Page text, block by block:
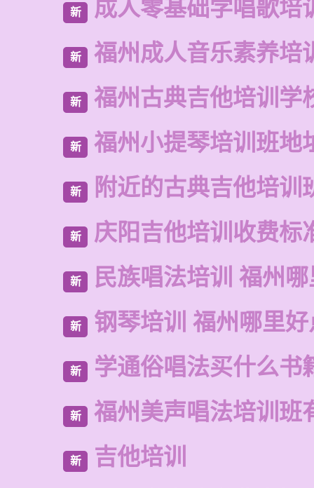
新 成人零基础学唱歌培
新 福州成人音乐素养培
新 福州古典吉他培训学
新 福州小提琴培训班地
新 附近的古典吉他培训
新 庆阳吉他培训收费标
新 民族唱法培训 福州
新 钢琴培训 福州哪里
新 学通俗唱法买什么书
新 福州美声唱法培训班
新 吉他培训